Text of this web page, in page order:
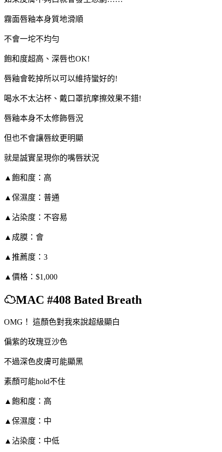
霧面唇釉本身質地滑順
不會一坨不均勻
飽和度超高、深唇也OK!
唇釉會乾掉所以可以維持蠻好的!
喝水不太沾杯、戴口罩抗摩擦效果不錯!
唇釉本身不太修飾唇況
但也不會讓唇紋更明顯
就是誠實呈現你的嘴唇狀況
▲飽和度：高
▲保濕度：普通
▲沾染度：不容易
▲成膜：會
▲推薦度：3
▲價格：$1,000
☁MAC #408 Bated Breath
OMG！ 這顏色對我來說超級顯白
偏紫的玫瑰豆沙色
不過深色皮膚可能顯黑
素顏可能hold不住
▲飽和度：高
▲保濕度：中
▲沾染度：中低